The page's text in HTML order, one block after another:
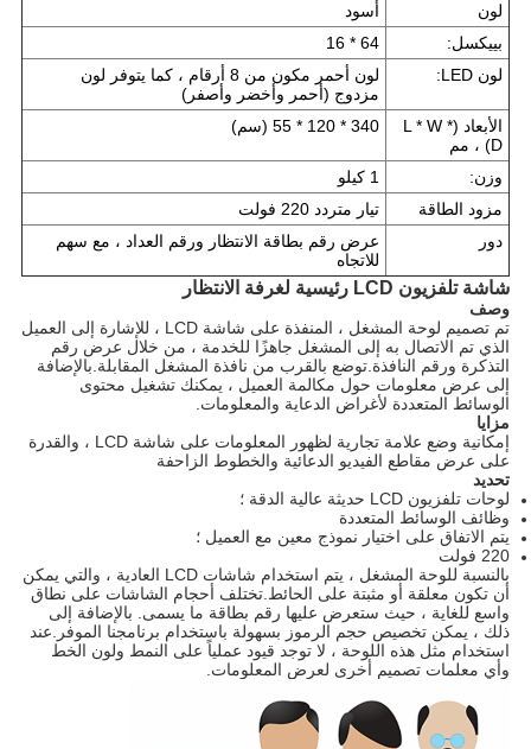
لون
أسود
بييكسل:
64 * 16
لون LED:
لون أحمر مكون من 8 أرقام ، كما يتوفر لون
مزدوج (أحمر وأخضر وأصفر)
الأبعاد (L * W *
D) ، مم
340 * 120 * 55 (سم)
وزن:
1 كيلو
مزود الطاقة
تيار متردد 220 فولت
دور
عرض رقم بطاقة الانتظار ورقم العداد ، مع سهم
للاتجاه
شاشة تلفزيون LCD رئيسية لغرفة الانتظار
وصف
تم تصميم لوحة المشغل ، المنفذة على شاشة LCD ، للإشارة إلى العميل
الذي تم الاتصال به إلى المشغل جاهزًا للخدمة ، من خلال عرض رقم
التذكرة ورقم النافذة.توضع بالقرب من نافذة المشغل المقابلة.بالإضافة
إلى عرض معلومات حول مكالمة العميل ، يمكنك تشغيل محتوى
الوسائط المتعددة لأغراض الدعاية والمعلومات.
مزايا
إمكانية وضع علامة تجارية لظهور المعلومات على شاشة LCD ، والقدرة
على عرض مقاطع الفيديو الدعائية والخطوط الزاحفة
تحديد
لوحات تلفزيون LCD حديثة عالية الدقة ؛
وظائف الوسائط المتعددة
يتم الاتفاق على اختيار نموذج معين مع العميل ؛
220 فولت
بالنسبة للوحة المشغل ، يتم استخدام شاشات LCD العادية ، والتي يمكن
أن تكون معلقة أو مثبتة على الحائط.تختلف أحجام الشاشات على نطاق
واسع للغاية ، حيث ستعرض عليها رقم بطاقة ما يسمى. بالإضافة إلى
ذلك ، يمكن تخصيص حجم الرموز بسهولة باستخدام برنامجنا الموفر.عند
استخدام مثل هذه اللوحة ، لا توجد قيود عملياً على النمط ولون الخط
وأي معلمات تصميم أخرى لعرض المعلومات.